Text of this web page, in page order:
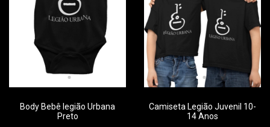
Body Bebê legião Urbana
Preto
Camiseta Legião Juvenil 10-
14 Anos